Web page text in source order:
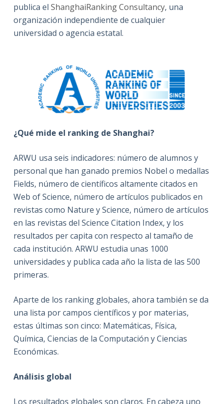
publica el ShanghaiRanking Consultancy, una
organización independiente de cualquier
universidad o agencia estatal.
¿Qué mide el ranking de Shanghai?
ARWU usa seis indicadores: número de alumnos y
personal que han ganado premios Nobel o medallas
Fields, número de científicos altamente citados en
Web of Science, número de artículos publicados en
revistas como Nature y Science, número de artículos
en las revistas del Science Citation Index, y los
resultados per capita con respecto al tamaño de
cada institución. ARWU estudia unas 1000
universidades y publica cada año la lista de las 500
primeras.
Aparte de los ranking globales, ahora también se da
una lista por campos científicos y por materias,
estas últimas son cinco: Matemáticas, Física,
Química, Ciencias de la Computación y Ciencias
Económicas.
Análisis global
Los resultados globales son claros. En cabeza uno